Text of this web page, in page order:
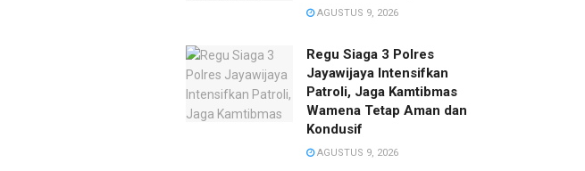
AGUSTUS 9, 2026
Regu Siaga 3 Polres
Jayawijaya Intensifkan
Patroli, Jaga Kamtibmas
Wamena Tetap Aman dan
Kondusif
AGUSTUS 9, 2026